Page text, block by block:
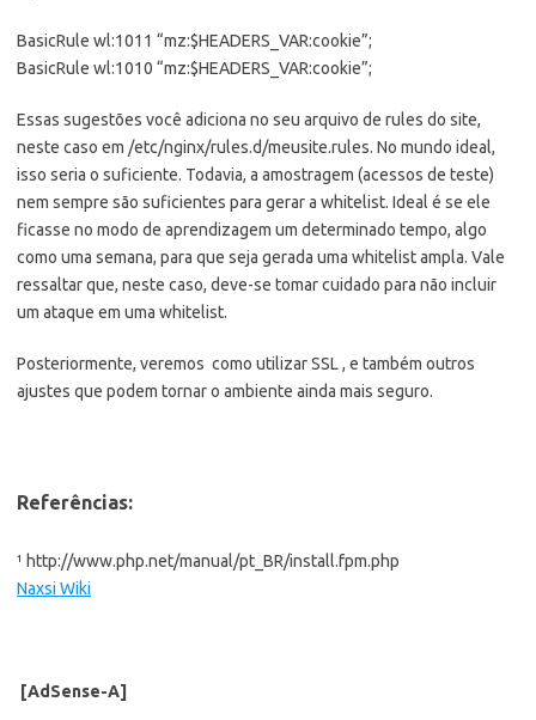
BasicRule wl:1011 “mz:$HEADERS_VAR:cookie”;
BasicRule wl:1010 “mz:$HEADERS_VAR:cookie”;
Essas sugestões você adiciona no seu arquivo de rules do site,
neste caso em /etc/nginx/rules.d/meusite.rules. No mundo ideal,
isso seria o suficiente. Todavia, a amostragem (acessos de teste)
nem sempre são suficientes para gerar a whitelist. Ideal é se ele
ficasse no modo de aprendizagem um determinado tempo, algo
como uma semana, para que seja gerada uma whitelist ampla. Vale
ressaltar que, neste caso, deve-se tomar cuidado para não incluir
um ataque em uma whitelist.
Posteriormente, veremos como utilizar SSL , e também outros
ajustes que podem tornar o ambiente ainda mais seguro.
Referências:
¹ http://www.php.net/manual/pt_BR/install.fpm.php
Naxsi Wiki
[AdSense-A]